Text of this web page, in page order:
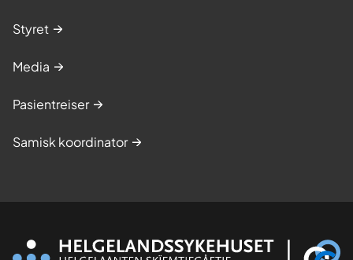
Styret
Media
Pasientreiser
Samisk koordinator